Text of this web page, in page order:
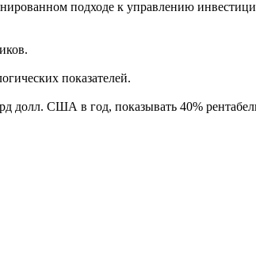
подходе к управлению
показателей.
США в год, показывать 40%